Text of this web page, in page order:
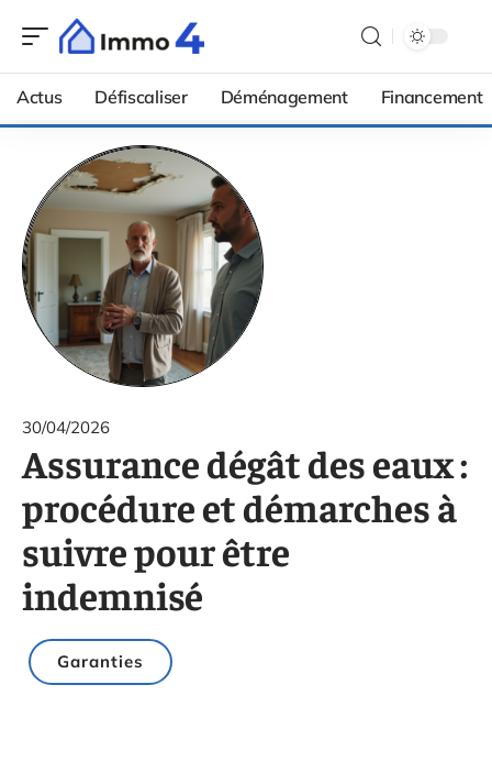
Actus Défiscaliser Déménagement Financement
30/04/2026
Assurance dégât des eaux :
procédure et démarches à
suivre pour être
indemnisé
Garanties